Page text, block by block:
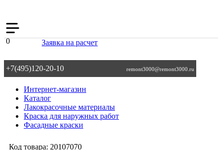
Заявка на расчет
0
+7(495)120-20-10 remont3000@remont3000.ru
Интернет-магазин
Каталог
Лакокрасочные материалы
Краска для наружных работ
Фасадные краски
Код товара: 20107070